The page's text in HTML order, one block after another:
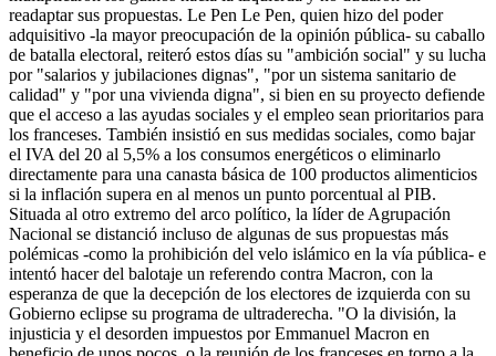
readaptar sus propuestas. Le Pen Le Pen, quien hizo del poder
adquisitivo -la mayor preocupación de la opinión pública- su caballo
de batalla electoral, reiteró estos días su "ambición social" y su lucha
por "salarios y jubilaciones dignas", "por un sistema sanitario de
calidad" y "por una vivienda digna", si bien en su proyecto defiende
que el acceso a las ayudas sociales y el empleo sean prioritarios para
los franceses. También insistió en sus medidas sociales, como bajar
el IVA del 20 al 5,5% a los consumos energéticos o eliminarlo
directamente para una canasta básica de 100 productos alimenticios
si la inflación supera en al menos un punto porcentual al PIB.
Situada al otro extremo del arco político, la líder de Agrupación
Nacional se distanció incluso de algunas de sus propuestas más
polémicas -como la prohibición del velo islámico en la vía pública- e
intentó hacer del balotaje un referendo contra Macron, con la
esperanza de que la decepción de los electores de izquierda con su
Gobierno eclipse su programa de ultraderecha. "O la división, la
injusticia y el desorden impuestos por Emmanuel Macron en